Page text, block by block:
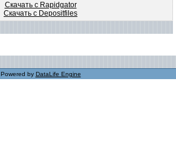
Скачать с Rapidgator
Скачать с Depositfiles
Powered by DataLife Engine